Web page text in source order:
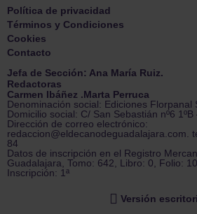
Política de privacidad
Términos y Condiciones
Cookies
Contacto
Jefa de Sección: Ana María Ruiz.
Redactoras
Carmen Ibáñez .Marta Perruca
Denominación social: Ediciones Florpanal
Domicilio social: C/ San Sebastián nº6
Dirección de correo electrónico:
redaccion@eldecanodeguadalajara.com.
84
Datos de inscripción en el Registro
Guadalajara, Tomo: 642, Libro: 0, Folio:
Inscripción: 1ª
Versión